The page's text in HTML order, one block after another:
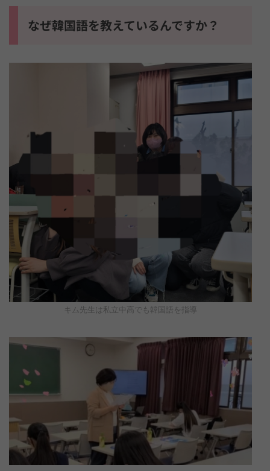
なぜ韓国語を教えているんですか？
キム先生は私立中高でも韓国語を指導